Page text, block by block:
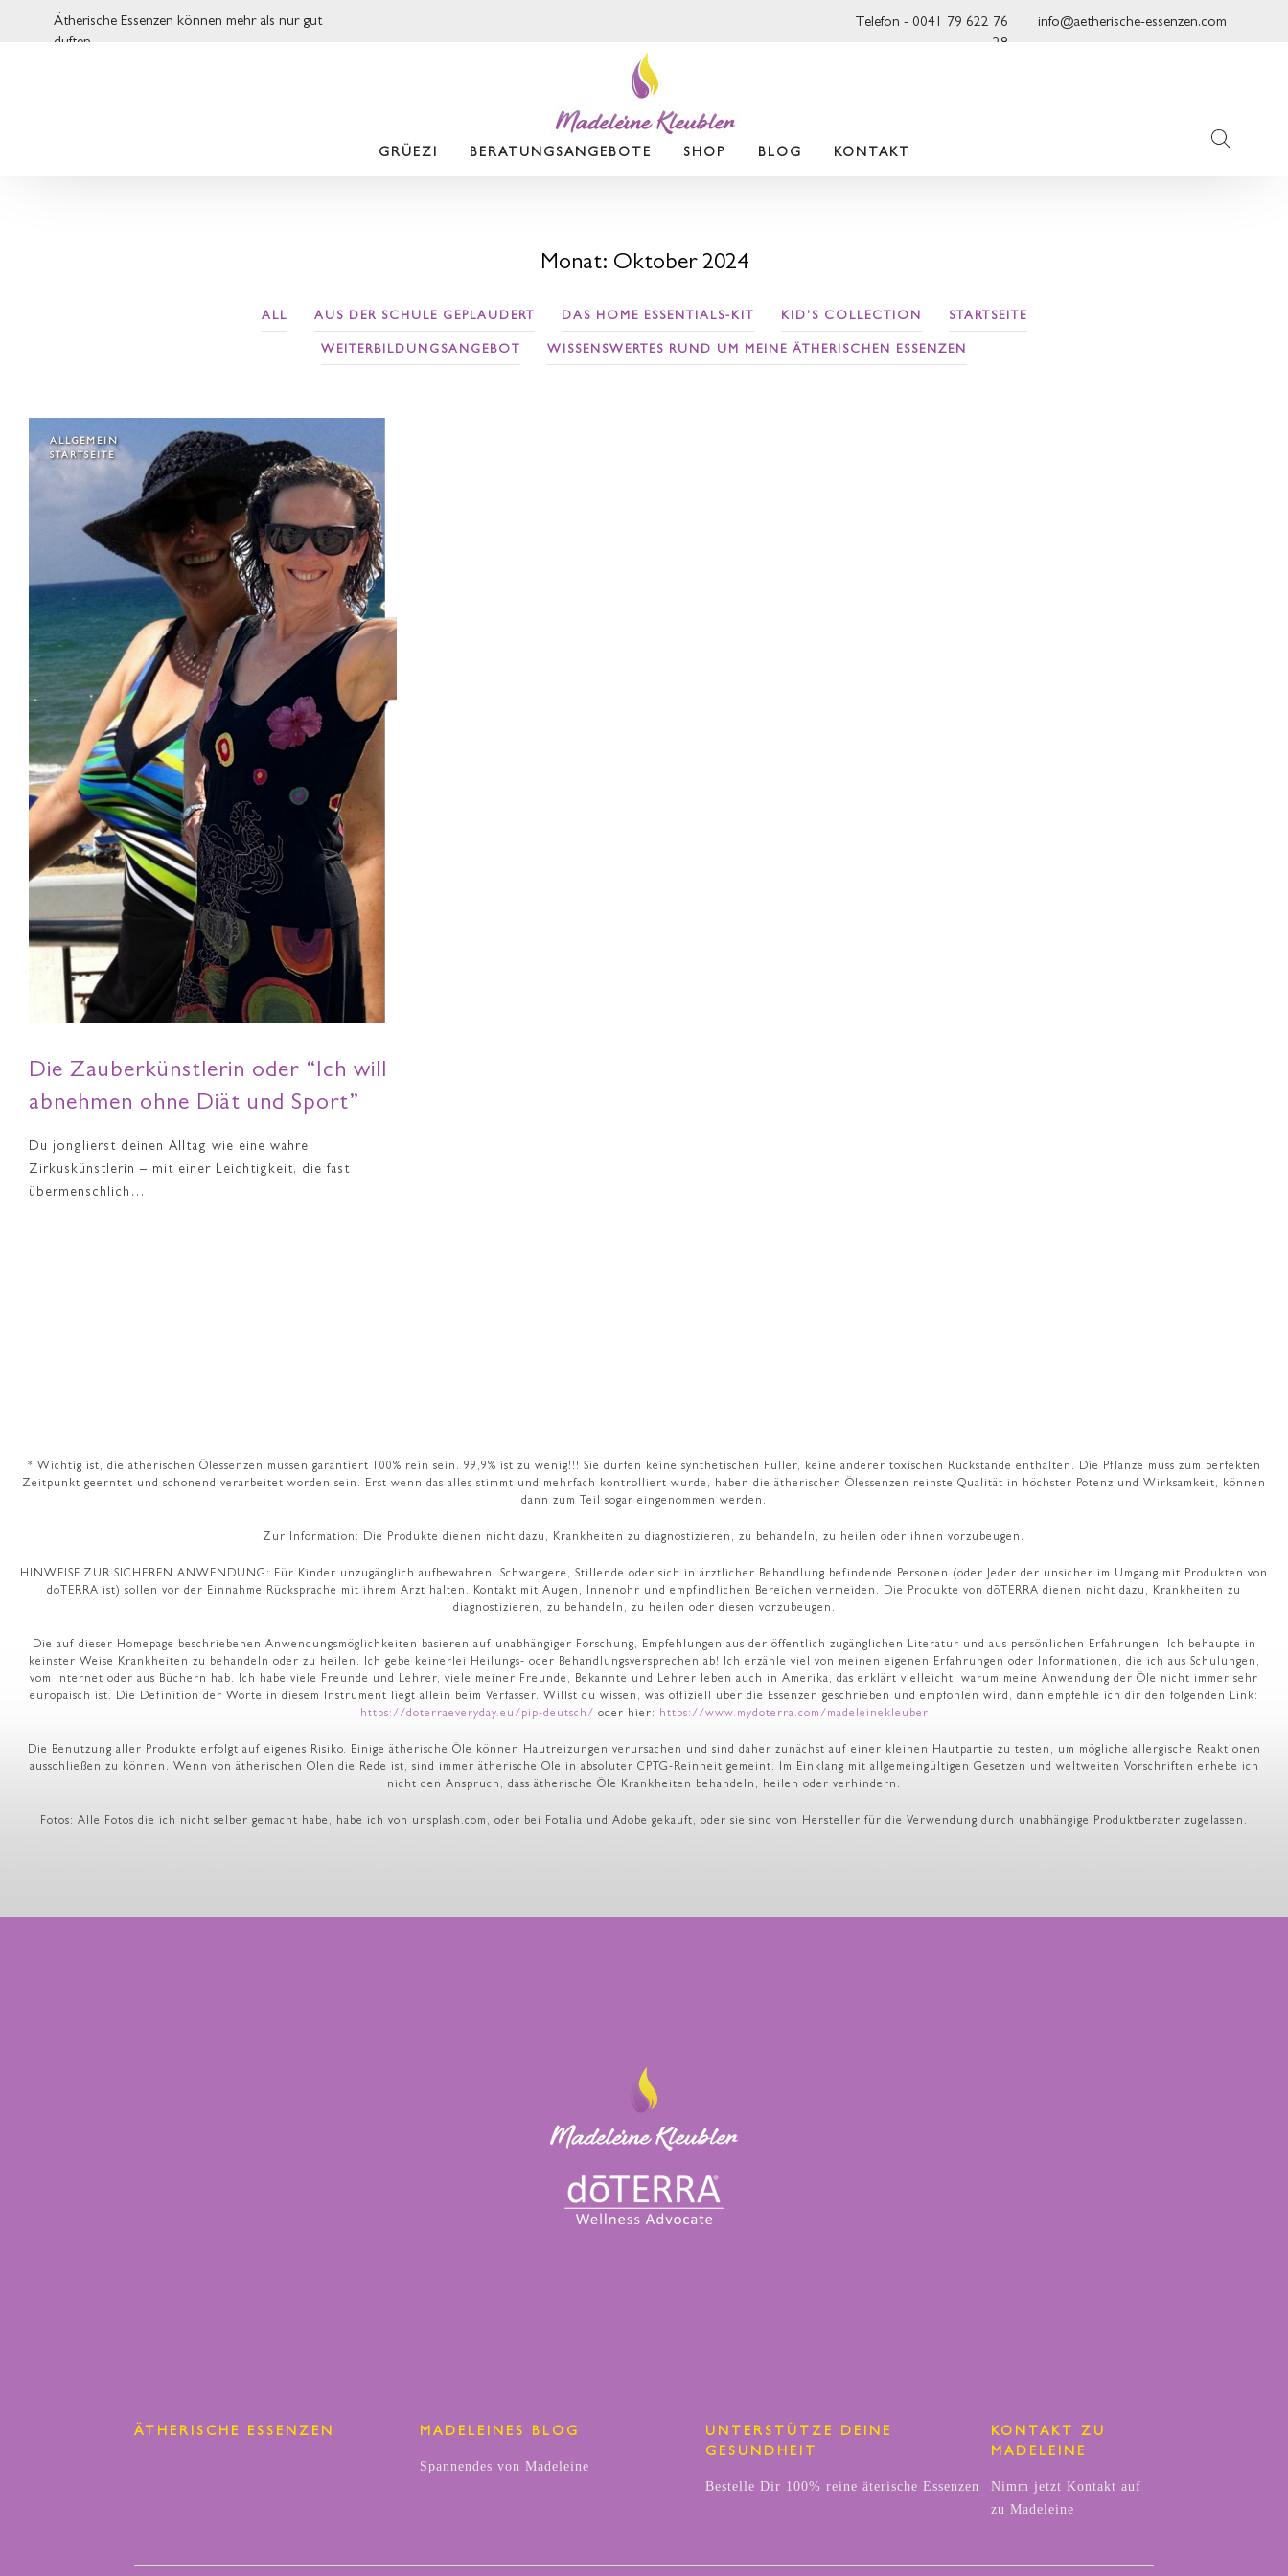
Ätherische Essenzen können mehr als nur gut
duften.
info@aetherische-essenzen.com
Telefon - 0041 79 622 76
28
GRÜEZI BERATUNGSANGEBOTE SHOP BLOG KONTAKT
Monat: Oktober 2024
ALL AUS DER SCHULE GEPLAUDERT DAS HOME ESSENTIALS-KIT KID'S COLLECTION STARTSEITE
WEITERBILDUNGSANGEBOT WISSENSWERTES RUND UM MEINE ÄTHERISCHEN ESSENZEN
ALLGEMEIN
STARTSEITE
Die Zauberkünstlerin oder “Ich will
abnehmen ohne Diät und Sport”
Du jonglierst deinen Alltag wie eine wahre
Zirkuskünstlerin – mit einer Leichtigkeit, die fast
übermenschlich…
* Wichtig ist, die ätherischen Ölessenzen müssen garantiert 100% rein sein. 99,9% ist zu wenig!!! Sie dürfen keine synthetischen Füller, keine anderer toxischen Rückstände enthalten. Die Pflanze muss zum perfekten
Zeitpunkt geerntet und schonend verarbeitet worden sein. Erst wenn das alles stimmt und mehrfach kontrolliert wurde, haben die ätherischen Ölessenzen reinste Qualität in höchster Potenz und Wirksamkeit, können
dann zum Teil sogar eingenommen werden.
Zur Information: Die Produkte dienen nicht dazu, Krankheiten zu diagnostizieren, zu behandeln, zu heilen oder ihnen vorzubeugen.
HINWEISE ZUR SICHEREN ANWENDUNG: Für Kinder unzugänglich aufbewahren. Schwangere, Stillende oder sich in ärztlicher Behandlung befindende Personen (oder Jeder der unsicher im Umgang mit Produkten von
doTERRA ist) sollen vor der Einnahme Rücksprache mit ihrem Arzt halten. Kontakt mit Augen, Innenohr und empfindlichen Bereichen vermeiden. Die Produkte von dōTERRA dienen nicht dazu, Krankheiten zu
diagnostizieren, zu behandeln, zu heilen oder diesen vorzubeugen.
Die auf dieser Homepage beschriebenen Anwendungsmöglichkeiten basieren auf unabhängiger Forschung, Empfehlungen aus der öffentlich zugänglichen Literatur und aus persönlichen Erfahrungen. Ich behaupte in
keinster Weise Krankheiten zu behandeln oder zu heilen. Ich gebe keinerlei Heilungs- oder Behandlungsversprechen ab! Ich erzähle viel von meinen eigenen Erfahrungen oder Informationen, die ich aus Schulungen,
vom Internet oder aus Büchern hab. Ich habe viele Freunde und Lehrer, viele meiner Freunde, Bekannte und Lehrer leben auch in Amerika, das erklärt vielleicht, warum meine Anwendung der Öle nicht immer sehr
europäisch ist. Die Definition der Worte in diesem Instrument liegt allein beim Verfasser. Willst du wissen, was offiziell über die Essenzen geschrieben und empfohlen wird, dann empfehle ich dir den folgenden Link:
https://doterraeveryday.eu/pip-deutsch/ oder hier: https://www.mydoterra.com/madeleinekleuber
Die Benutzung aller Produkte erfolgt auf eigenes Risiko. Einige ätherische Öle können Hautreizungen verursachen und sind daher zunächst auf einer kleinen Hautpartie zu testen, um mögliche allergische Reaktionen
ausschließen zu können. Wenn von ätherischen Ölen die Rede ist, sind immer ätherische Öle in absoluter CPTG-Reinheit gemeint. Im Einklang mit allgemeingültigen Gesetzen und weltweiten Vorschriften erhebe ich
nicht den Anspruch, dass ätherische Öle Krankheiten behandeln, heilen oder verhindern.
Fotos: Alle Fotos die ich nicht selber gemacht habe, habe ich von unsplash.com, oder bei Fotalia und Adobe gekauft, oder sie sind vom Hersteller für die Verwendung durch unabhängige Produktberater zugelassen.
ÄTHERISCHE ESSENZEN MADELEINES BLOG
Spannendes von Madeleine
UNTERSTÜTZE DEINE
GESUNDHEIT
Bestelle Dir 100% reine äterische Essenzen
KONTAKT ZU
MADELEINE
Nimm jetzt Kontakt auf
zu Madeleine